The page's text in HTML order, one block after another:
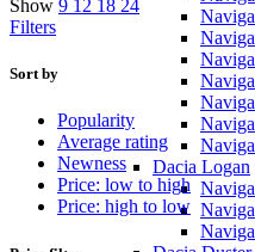
Dacia Logan
Show 9 12 18 24
Filters
Sort by
Popularity
Average rating
Newness
Price: low to high
Price: high to low